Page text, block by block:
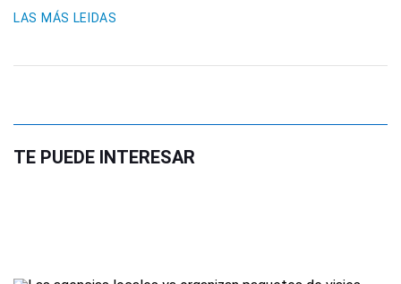
LAS MÁS LEIDAS
TE PUEDE INTERESAR